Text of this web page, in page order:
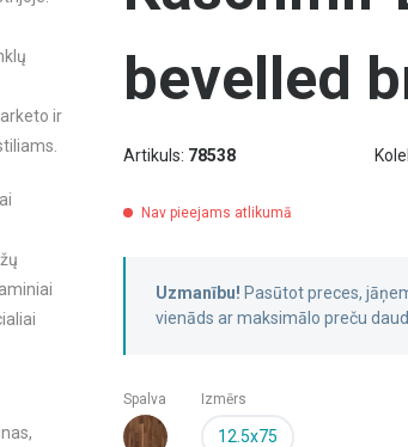
ir
bevelled
Artikuls: 78538
Nav pieejams atlikumā
Uzmanību! Pasūtot preces,
vienāds ar maksimālo preču
Spalva Izmērs
12.5x75